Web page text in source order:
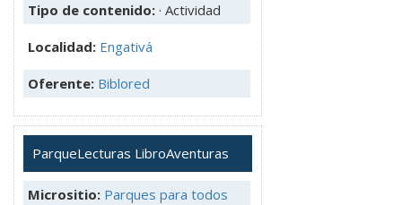
Tipo de contenido: · Actividad
Localidad: Engativá
Oferente: Biblored
ParqueLecturas LibroAventuras
Micrositio: Parques para todos